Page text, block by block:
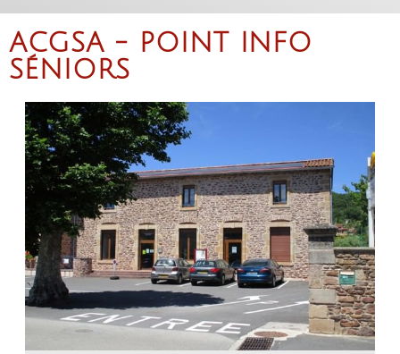
ACGSA - POINT INFO
SÉNIORS